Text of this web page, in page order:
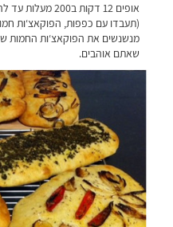
אופים 12 דקות
(תעבדו עם כפפות, הפוקאצ‘ות
מנשנשים את הפוקאצ‘ות החמות
שאתם אוהבים.